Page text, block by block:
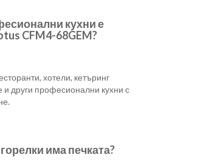
кухни е
CFM4-68GEM?
хотели, кетъринг
и други професионални кухни с
има печката?